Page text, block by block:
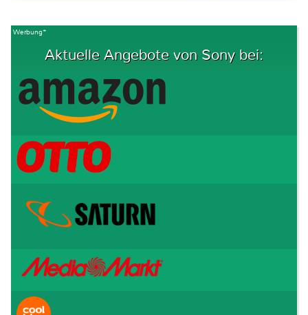
Werbung*
Aktuelle Angebote von Sony bei: